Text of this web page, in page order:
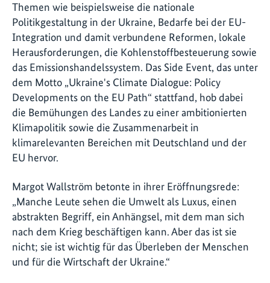
Themen wie beispielsweise die nationale
Politikgestaltung in der Ukraine, Bedarfe bei der EU-
Integration und damit verbundene Reformen, lokale
Herausforderungen, die Kohlenstoffbesteuerung sowie
das Emissionshandelssystem. Das Side Event, das unter
dem Motto „Ukraine's Climate Dialogue: Policy
Developments on the EU Path“ stattfand, hob dabei
die Bemühungen des Landes zu einer ambitionierten
Klimapolitik sowie die Zusammenarbeit in
klimarelevanten Bereichen mit Deutschland und der
EU hervor.
Margot Wallström betonte in ihrer Eröffnungsrede:
„Manche Leute sehen die Umwelt als Luxus, einen
abstrakten Begriff, ein Anhängsel, mit dem man sich
nach dem Krieg beschäftigen kann. Aber das ist sie
nicht; sie ist wichtig für das Überleben der Menschen
und für die Wirtschaft der Ukraine.“